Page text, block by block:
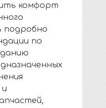
комфорт
подробно
по